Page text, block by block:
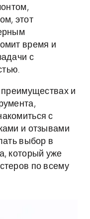
этот
время и
с
и
с
и отзывами
выбор в
который уже
по всему